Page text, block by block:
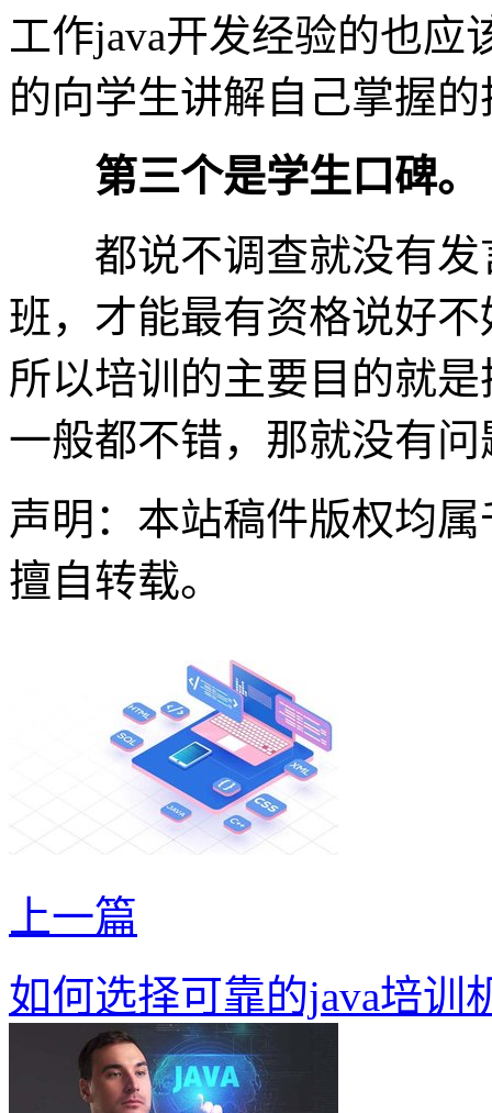
工作java开发经验的也应
的向学生讲解自己掌握
第三个是学生口碑。
都说不调查就没有发
班，才能最有资格说好
所以培训的主要目的就
一般都不错，那就没有问
声明：本站稿件版权均
擅自转载。
上一篇
如何选择可靠的java培训